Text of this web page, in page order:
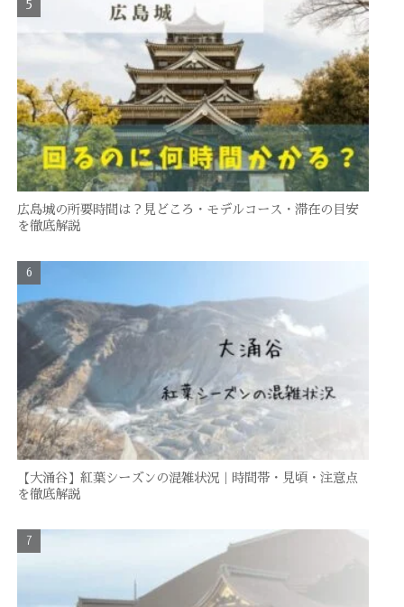
広島城の所要時間は？見どころ・モデルコース・滞在の目安
を徹底解説
【大涌谷】紅葉シーズンの混雑状況｜時間帯・見頃・注意点
を徹底解説